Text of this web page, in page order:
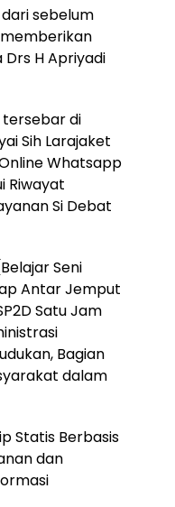
sebelum
H Apriyadi
tersebar di
Sih Larajaket
Whatsapp
Riwayat
Si Debat
Seni
Antar Jemput
Satu Jam
Bagian
dalam
Statis Berbasis
dan